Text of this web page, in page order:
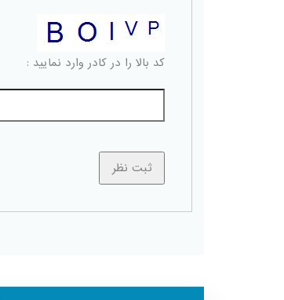
کد بالا را در کادر وارد نمایید :